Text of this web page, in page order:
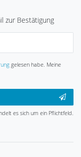
zur Bestätigung
gelesen habe. Meine
es sich um ein Pflichtfeld.